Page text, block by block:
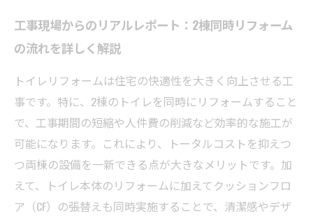
工事現場からのリアルレポート：2棟同時リフォーム
の流れを詳しく解説
トイレリフォームは住宅の快適性を大きく向上させる工
事です。特に、2棟のトイレを同時にリフォームすること
で、工事期間の短縮や人件費の削減など効率的な施工が
可能になります。これにより、トータルコストを抑えつ
つ両棟の設備を一新できる点が大きなメリットです。加
えて、トイレ本体のリフォームに加えてクッションフロ
ア（CF）の張替えも同時実施することで、清潔感やデザ